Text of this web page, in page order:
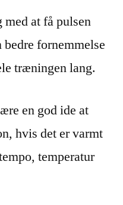
at få pulsen
bedre fornemmelse
træningen lang.
en god ide at
hvis det er varmt
temperatur